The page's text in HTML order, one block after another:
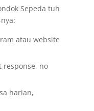
Sepeda tuh
atau website
response, no
harian,